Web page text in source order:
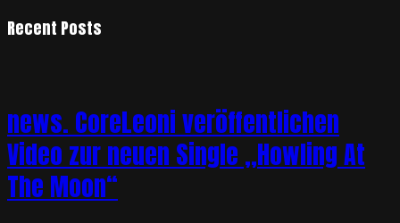
Recent Posts
news. CoreLeoni veröffentlichen
Video zur neuen Single „Howling At
The Moon“